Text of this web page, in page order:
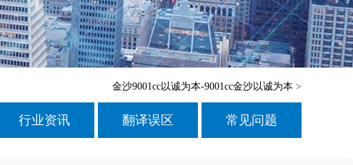
金沙9001cc以诚为本-9001cc金沙以诚为本 >
行业资讯 翻译误区 常见问题